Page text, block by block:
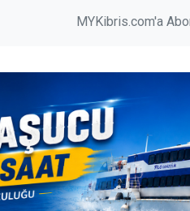
MYKibris.com'a